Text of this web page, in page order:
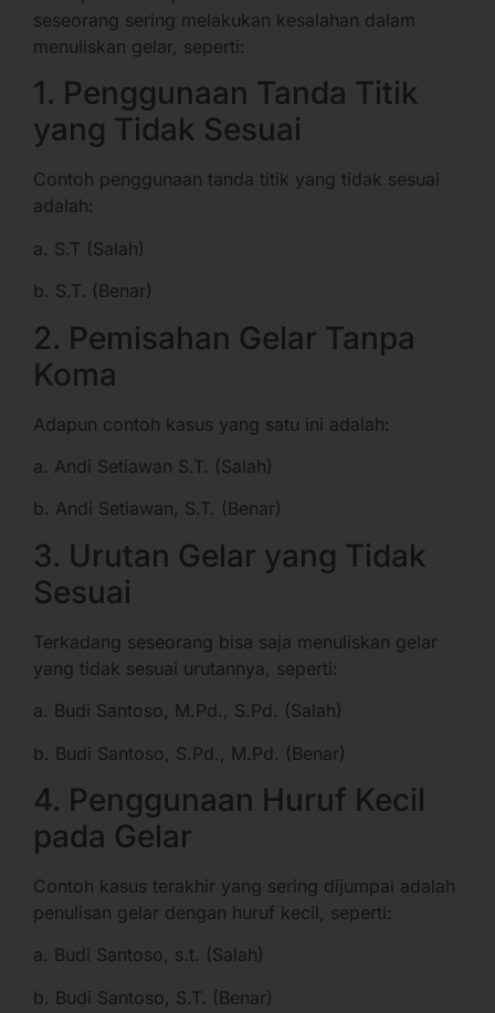
seseorang sering melakukan kesalahan dalam
menuliskan gelar, seperti:
1. Penggunaan Tanda Titik
yang Tidak Sesuai
Contoh penggunaan tanda titik yang tidak sesuai
adalah:
a. S.T (Salah)
b. S.T. (Benar)
2. Pemisahan Gelar Tanpa
Koma
Adapun contoh kasus yang satu ini adalah:
a. Andi Setiawan S.T. (Salah)
b. Andi Setiawan, S.T. (Benar)
3. Urutan Gelar yang Tidak
Sesuai
Terkadang seseorang bisa saja menuliskan gelar
yang tidak sesuai urutannya, seperti:
a. Budi Santoso, M.Pd., S.Pd. (Salah)
b. Budi Santoso, S.Pd., M.Pd. (Benar)
4. Penggunaan Huruf Kecil
pada Gelar
Contoh kasus terakhir yang sering dijumpai adalah
penulisan gelar dengan huruf kecil, seperti:
a. Budi Santoso, s.t. (Salah)
b. Budi Santoso, S.T. (Benar)